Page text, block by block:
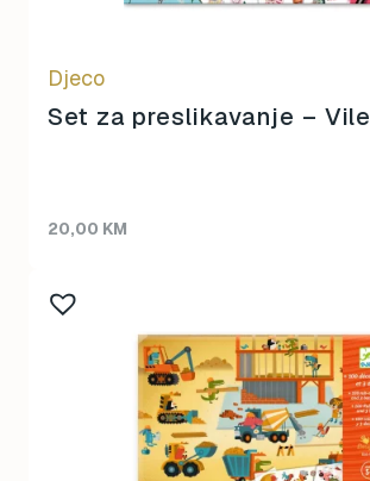
Djeco
Set za preslikavanje – Vile
20,00 KM